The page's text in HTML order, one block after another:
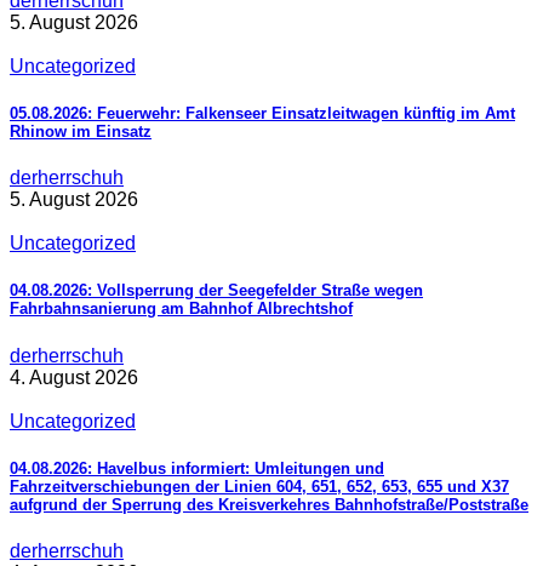
5. August 2026
Uncategorized
05.08.2026: Feuerwehr: Falkenseer Einsatzleitwagen künftig im Amt
Rhinow im Einsatz
derherrschuh
5. August 2026
Uncategorized
04.08.2026: Vollsperrung der Seegefelder Straße wegen
Fahrbahnsanierung am Bahnhof Albrechtshof
derherrschuh
4. August 2026
Uncategorized
04.08.2026: Havelbus informiert: Umleitungen und
Fahrzeitverschiebungen der Linien 604, 651, 652, 653, 655 und X37
aufgrund der Sperrung des Kreisverkehres Bahnhofstraße/Poststraße
derherrschuh